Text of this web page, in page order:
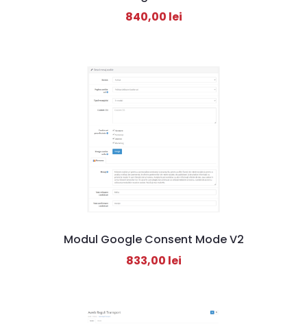
840,00 lei
Modul Google Consent Mode V2
833,00 lei